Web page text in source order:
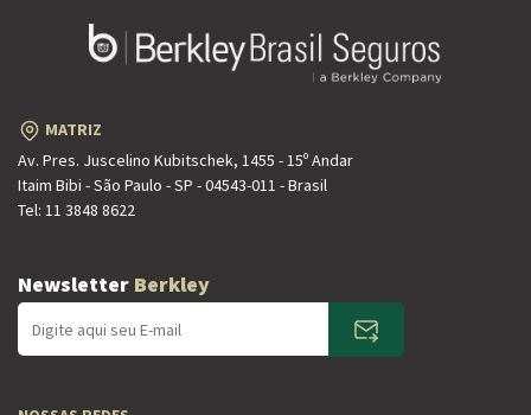
MATRIZ
Av. Pres. Juscelino Kubitschek, 1455 - 15º Andar
Itaim Bibi - São Paulo - SP - 04543-011 - Brasil
Tel: 11 3848 8622
Newsletter Berkley